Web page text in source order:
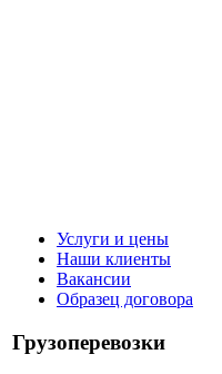
Услуги и цены
Наши клиенты
Вакансии
Образец договора
Грузоперевозки